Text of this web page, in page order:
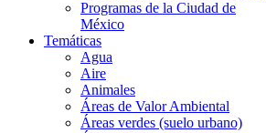
Programas de la Ciudad de
México
Temáticas
Agua
Aire
Animales
Áreas de Valor Ambiental
Áreas verdes (suelo urbano)